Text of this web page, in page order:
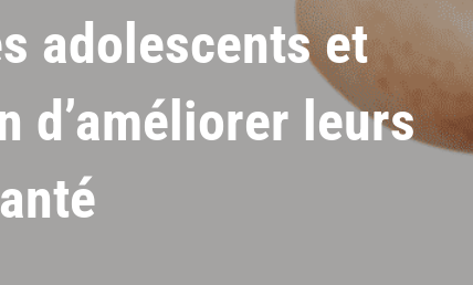
adolescents et
d’améliorer leurs